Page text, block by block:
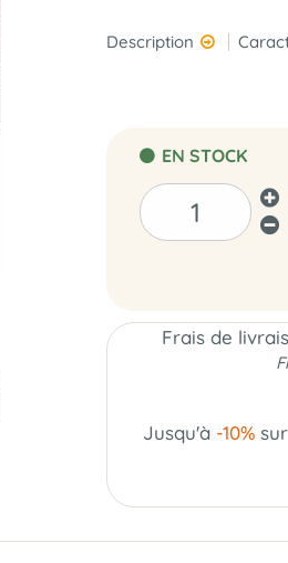
Description
EN STOCK
Frais de
Jusqu'à -10%sur